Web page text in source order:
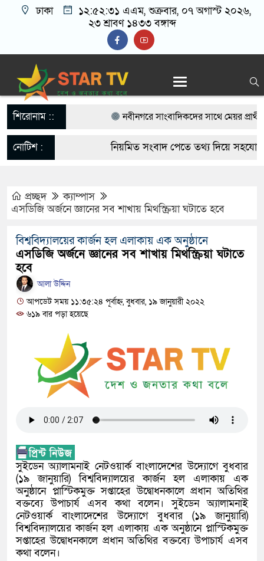
ঢাকা ১২:৫২:৩১ এএম, শুক্রবার, ০৭ অগাস্ট ২০২৬,
২৩ শ্রাবণ ১৪৩৩ বঙ্গাব্দ
শিরোনাম ::
নবীনগরে সাংবাদিকদের সাথে মেয়র প্রার্থী
বিএনপি নেতা মাসুদ রানা’র মতবিনিময়
আটক
নবীনগরে সন্ত্রাসীদের হামলায় র‍্যাবের ৩
গ্রেফতার ৫
নবীনগরে অটোরিকশা চালককে কুপিয়েছে
ঠিকাদারের হামলার শিকার প্রকৌশলী বদলি,
নবীনগরে জনবান্ধব তিন সিদ্ধান্তের
মান্নান
নোটিশ :
নিয়মিত সংবাদ পেতে তথ্য দিয়ে
প্রচ্ছদ
ক্যাম্পাস
এসডিজি অর্জনে জ্ঞানের সব শাখায় মিথস্ক্রিয়া ঘটাতে হবে
বিশ্ববিদ্যালয়ের কার্জন হল এলাকায় এক অনুষ্ঠানে
এসডিজি অর্জনে জ্ঞানের সব শাখায় মিথস্ক্রিয়া ঘটাতে
হবে
আলা উদ্দিন
আপডেট সময় ১১:৩৫:২৪ পূর্বাহ্ন, বুধবার, ১৯ জানুয়ারী ২০২২
৬১৯ বার পড়া হয়েছে
সুইডেন অ্যালামনাই নেটওয়ার্ক বাংলাদেশের উদ্যোগে বুধবার
(১৯ জানুয়ারি) বিশ্ববিদ্যালয়ের কার্জন হল এলাকায় এক
অনুষ্ঠানে প্লাস্টিকমুক্ত সপ্তাহের উদ্বোধনকালে প্রধান অতিথির
বক্তব্যে উপাচার্য এসব কথা বলেন। সুইডেন অ্যালামনাই
নেটওয়ার্ক বাংলাদেশের উদ্যোগে বুধবার (১৯ জানুয়ারি)
বিশ্ববিদ্যালয়ের কার্জন হল এলাকায় এক অনুষ্ঠানে প্লাস্টিকমুক্ত
সপ্তাহের উদ্বোধনকালে প্রধান অতিথির বক্তব্যে উপাচার্য এসব
কথা বলেন।